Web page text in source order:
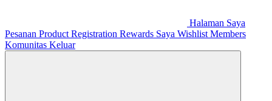
Halaman Saya
Pesanan Product Registration Rewards Saya Wishlist Members
Komunitas Keluar